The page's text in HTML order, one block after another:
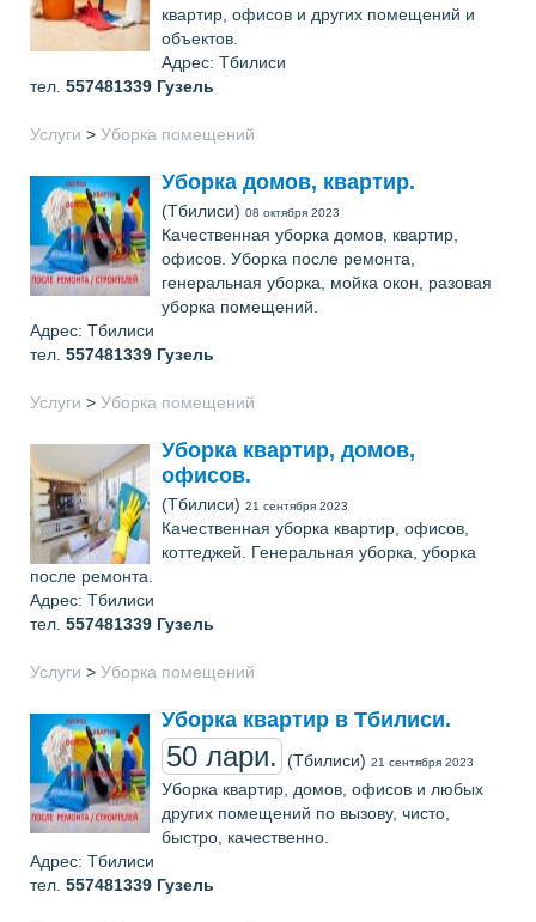
квартир, офисов и других помещений и
объектов.
Адрес: Тбилиси
тел. 557481339 Гузель
Услуги > Уборка помещений
Уборка домов, квартир.
(Тбилиси) 08 октября 2023
Качественная уборка домов, квартир,
офисов. Уборка после ремонта,
генеральная уборка, мойка окон, разовая
уборка помещений.
Адрес: Тбилиси
тел. 557481339 Гузель
Услуги > Уборка помещений
Уборка квартир, домов,
офисов.
(Тбилиси) 21 сентября 2023
Качественная уборка квартир, офисов,
коттеджей. Генеральная уборка, уборка
после ремонта.
Адрес: Тбилиси
тел. 557481339 Гузель
Услуги > Уборка помещений
Уборка квартир в Тбилиси.
50 лари. (Тбилиси) 21 сентября 2023
Уборка квартир, домов, офисов и любых
других помещений по вызову, чисто,
быстро, качественно.
Адрес: Тбилиси
тел. 557481339 Гузель